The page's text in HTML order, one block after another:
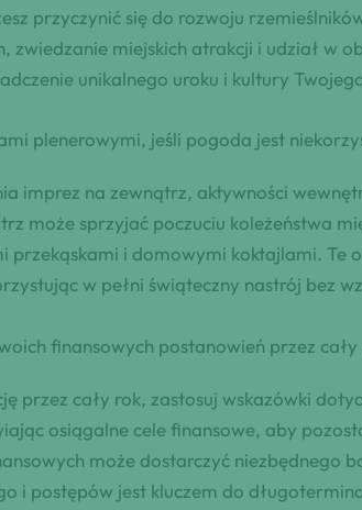
przyczynić się do rozwoju
miejskich atrakcji i udział w
unikalnego uroku i kultury
plenerowymi, jeśli pogoda jest
imprez na zewnątrz, aktywności
może sprzyjać poczuciu koleżeństwa
przekąskami i domowymi koktajlami.
w pełni świąteczny nastrój bez
finansowych postanowień przez cały
cały rok, zastosuj wskazówki
osiągalne cele finansowe, aby
może dostarczyć niezbędnego
i postępów jest kluczem do